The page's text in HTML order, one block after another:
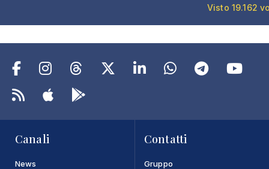
Visto 19.162
Canali
News
Contatti
Gruppo